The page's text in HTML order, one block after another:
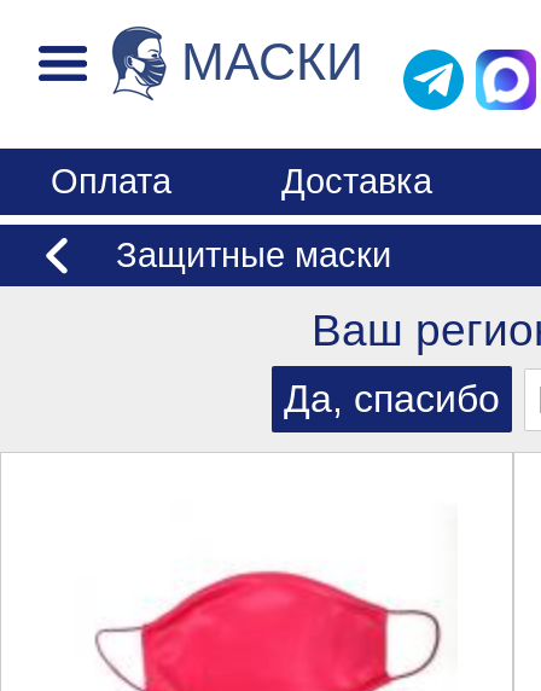
МАСКИ
Оплата
Доставка
Защитные маски
Ваш